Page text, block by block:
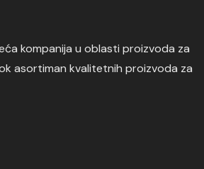
kompanija u oblasti proizvoda za
asortiman kvalitetnih proizvoda za